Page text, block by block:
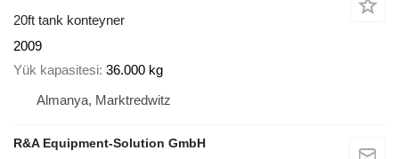
20ft tank konteyner
2009
Yük kapasitesi 36.000 kg
Almanya, Marktredwitz
R&A Equipment-Solution GmbH